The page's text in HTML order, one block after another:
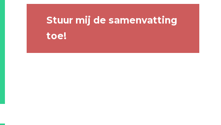
Stuur mij de samenvatting
toe!